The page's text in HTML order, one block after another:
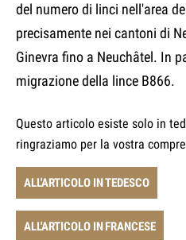
del numero di linci nell'area
precisamente nei cantoni di
Ginevra fino a Neuchâtel. In
migrazione della lince B866.
Questo articolo esiste solo in
ringraziamo per la vostra
ALL'ARTICOLO IN TEDESCO
ALL'ARTICOLO IN FRANCESE